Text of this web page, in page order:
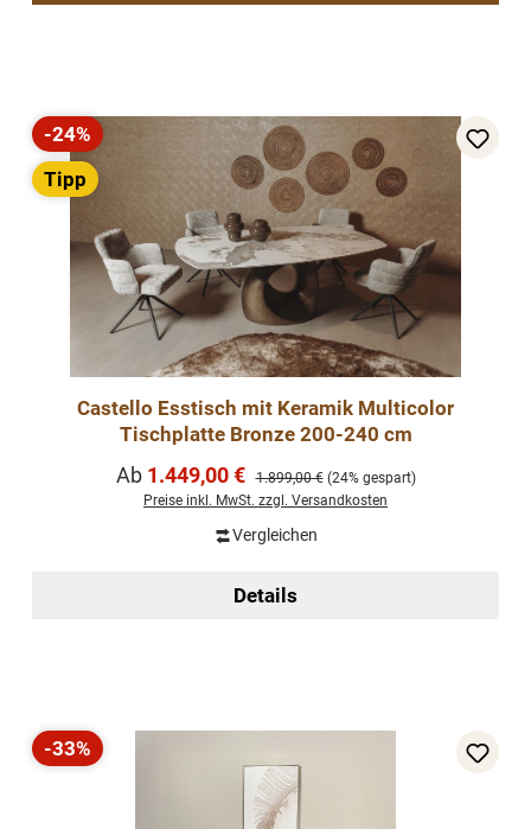
Rabatt
-24%
Tipp
Castello Esstisch mit Keramik Multicolor
Tischplatte Bronze 200-240 cm
Verkaufspreis:
Ab 1.449,00 € Regulärer Preis:
1.899,00 € (24% gespart)
Preise inkl. MwSt. zzgl. Versandkosten
Vergleichen
Details
Rabatt
-33%